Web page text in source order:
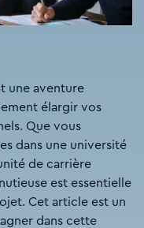
une aventure
élargir vos
Que vous
dans une université
de carrière
est essentielle
Cet article est un
dans cette